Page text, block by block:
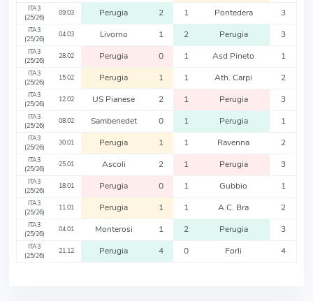
ITA3
(25/26)
09.03 Perugia 2 1 Pontedera 3
ITA3
(25/26)
04.03 Livorno 1 2 Perugia 3
ITA3
(25/26)
28.02 Perugia 0 1 Asd Pineto 1
ITA3
(25/26)
15.02 Perugia 1 1 Ath. Carpi 2
ITA3
(25/26)
12.02 US Pianese 2 1 Perugia 3
ITA3
(25/26)
08.02 Sambenedet 0 1 Perugia 1
ITA3
(25/26)
30.01 Perugia 1 1 Ravenna 2
ITA3
(25/26)
25.01 Ascoli 2 1 Perugia 3
ITA3
(25/26)
18.01 Perugia 0 1 Gubbio 1
ITA3
(25/26)
11.01 Perugia 1 1 A.C. Bra 2
ITA3
(25/26)
04.01 Monterosi 1 2 Perugia 3
ITA3
(25/26)
21.12 Perugia 4 0 Forli 4